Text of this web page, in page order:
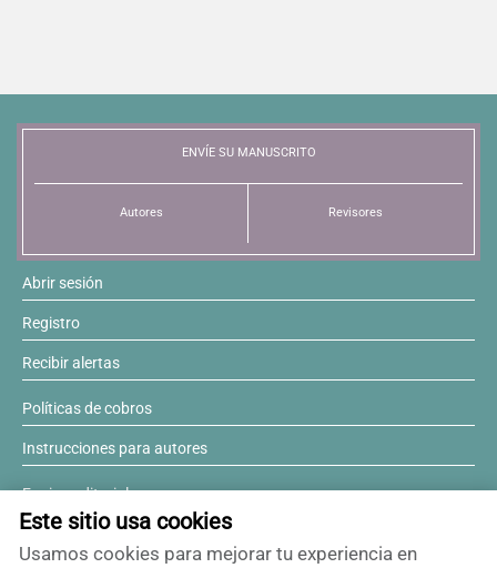
Este sitio usa cookies
Usamos cookies para mejorar tu experiencia en
ENVÍE SU MANUSCRITO
Autores Revisores
Abrir sesión
Registro
Recibir alertas
Políticas de cobros
Instrucciones para autores
Equipo editorial
Comité editorial